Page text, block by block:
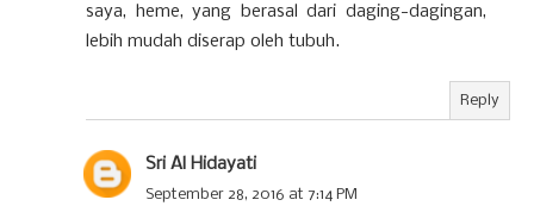
saya, heme, yang berasal dari daging-dagingan,
lebih mudah diserap oleh tubuh.
Reply
Sri Al Hidayati
September 28, 2016 at 7:14 PM